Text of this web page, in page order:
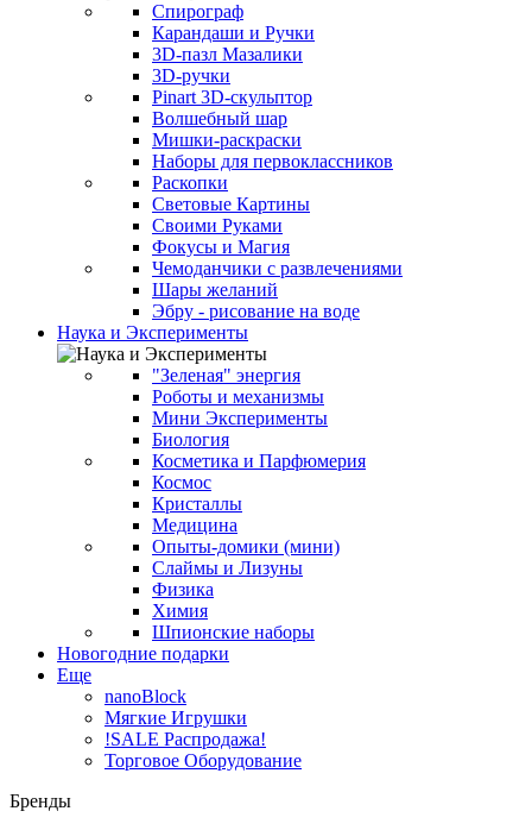
Спирограф
Карандаши и Ручки
3D-пазл Мазалики
3D-ручки
Pinart 3D-скульптор
Волшебный шар
Мишки-раскраски
Наборы для первоклассников
Раскопки
Световые Картины
Своими Руками
Фокусы и Магия
Чемоданчики с развлечениями
Шары желаний
Эбру - рисование на воде
Наука и Эксперименты
"Зеленая" энергия
Роботы и механизмы
Мини Эксперименты
Биология
Косметика и Парфюмерия
Космос
Кристаллы
Медицина
Опыты-домики (мини)
Слаймы и Лизуны
Физика
Химия
Шпионские наборы
Новогодние подарки
Еще
nanoBlock
Мягкие Игрушки
!SALE Распродажа!
Торговое Оборудование
Бренды